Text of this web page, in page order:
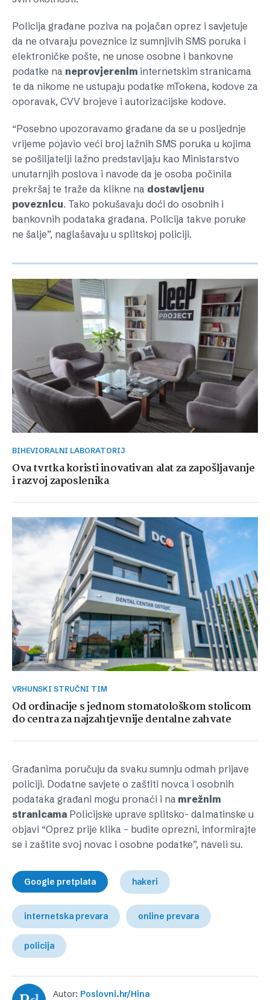
Policija građane poziva na pojačan oprez i savjetuje
da ne otvaraju poveznice iz sumnjivih SMS poruka i
elektroničke pošte, ne unose osobne i bankovne
podatke na neprovjerenim internetskim stranicama
te da nikome ne ustupaju podatke mTokena, kodove za
oporavak, CVV brojeve i autorizacijske kodove.
“Posebno upozoravamo građane da se u posljednje
vrijeme pojavio veći broj lažnih SMS poruka u kojima
se pošiljatelji lažno predstavljaju kao Ministarstvo
unutarnjih poslova i navode da je osoba počinila
prekršaj te traže da klikne na dostavljenu
poveznicu. Tako pokušavaju doći do osobnih i
bankovnih podataka građana. Policija takve poruke
ne šalje”, naglašavaju u splitskoj policiji.
BIHEVIORALNI LABORATORIJ
Ova tvrtka koristi inovativan alat za zapošljavanje
i razvoj zaposlenika
VRHUNSKI STRUČNI TIM
Od ordinacije s jednom stomatološkom stolicom
do centra za najzahtjevnije dentalne zahvate
Građanima poručuju da svaku sumnju odmah prijave
policiji. Dodatne savjete o zaštiti novca i osobnih
podataka građani mogu pronaći i na mrežnim
stranicama Policijske uprave splitsko- dalmatinske u
objavi “Oprez prije klika – budite oprezni, informirajte
se i zaštite svoj novac i osobne podatke”, naveli su.
Google pretplata hakeri
internetska prevara online prevara
policija
Autor: Poslovni.hr/Hina